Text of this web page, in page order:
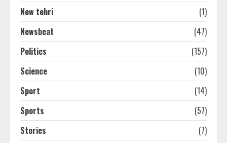
New tehri
(1)
Newsbeat
(47)
Politics
(157)
Science
(10)
Sport
(14)
Sports
(57)
Stories
(7)